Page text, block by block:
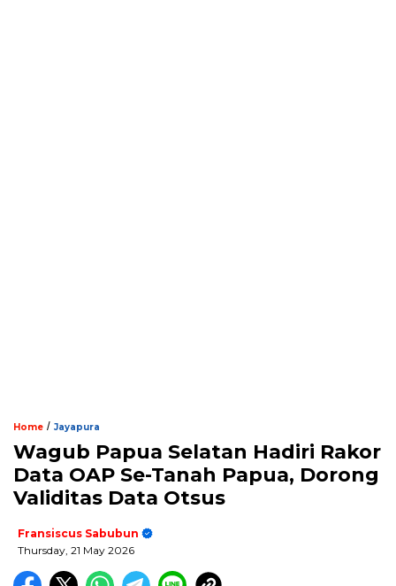
Home / Jayapura
Wagub Papua Selatan Hadiri Rakor
Data OAP Se-Tanah Papua, Dorong
Validitas Data Otsus
Fransiscus Sabubun
Thursday, 21 May 2026